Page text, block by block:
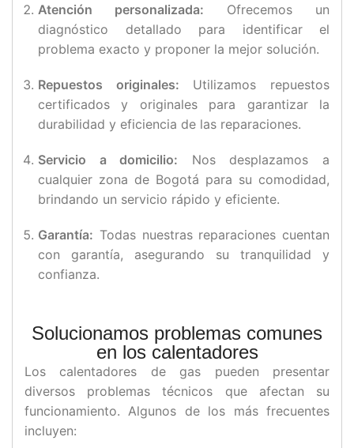
Atención personalizada: Ofrecemos un
diagnóstico detallado para identificar el
problema exacto y proponer la mejor solución.
Repuestos originales: Utilizamos repuestos
certificados y originales para garantizar la
durabilidad y eficiencia de las reparaciones.
Servicio a domicilio: Nos desplazamos a
cualquier zona de Bogotá para su comodidad,
brindando un servicio rápido y eficiente.
Garantía: Todas nuestras reparaciones cuentan
con garantía, asegurando su tranquilidad y
confianza.
Solucionamos problemas comunes
en los calentadores
Los calentadores de gas pueden presentar
diversos problemas técnicos que afectan su
funcionamiento. Algunos de los más frecuentes
incluyen: